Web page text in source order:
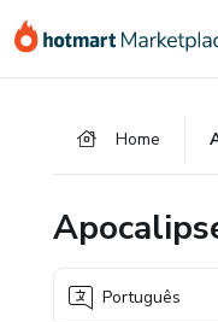
para
para
para
Home
Português